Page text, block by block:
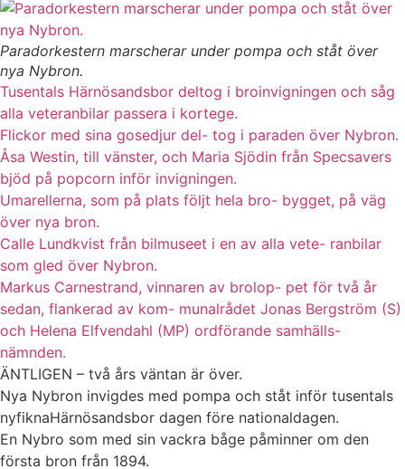
Paradorkestern marscherar under pompa och ståt över
nya Nybron.
Tusentals Härnösandsbor deltog i broinvigningen och såg
alla veteranbilar passera i kortege.
Flickor med sina gosedjur del- tog i paraden över Nybron.
Åsa Westin, till vänster, och Maria Sjödin från Specsavers
bjöd på popcorn inför invigningen.
Umarellerna, som på plats följt hela bro- bygget, på väg
över nya bron.
Calle Lundkvist från bilmuseet i en av alla vete- ranbilar
som gled över Nybron.
Markus Carnestrand, vinnaren av brolop- pet för två år
sedan, flankerad av kom- munalrådet Jonas Bergström (S)
och Helena Elfvendahl (MP) ordförande samhälls-
nämnden.
ÄNTLIGEN – två års väntan är över.
Nya Nybron invigdes med pompa och ståt inför tusentals
nyfiknaHärnösandsbor dagen före nationaldagen.
En Nybro som med sin vackra båge påminner om den
första bron från 1894.